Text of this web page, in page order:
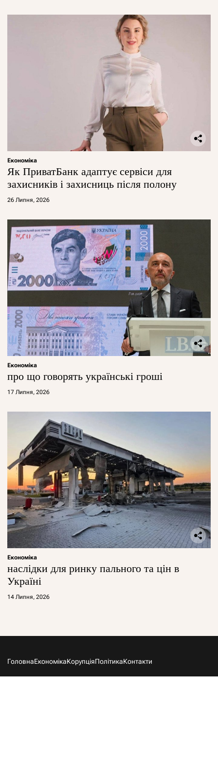
Економіка
Як ПриватБанк адаптує сервіси для
захисників і захисниць після полону
26 Липня, 2026
Економіка
про що говорять українські гроші
17 Липня, 2026
Економіка
наслідки для ринку пального та цін в
Україні
14 Липня, 2026
ГоловнаЕкономікаКорупціяПолітикаКонтакти